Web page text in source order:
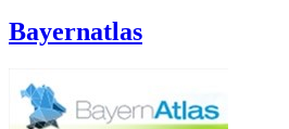
Bayernatlas